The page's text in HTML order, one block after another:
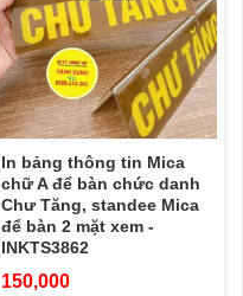
In bảng thông tin Mica
chữ A để bàn chức danh
Chư Tăng, standee Mica
để bàn 2 mặt xem -
INKTS3862
150,000